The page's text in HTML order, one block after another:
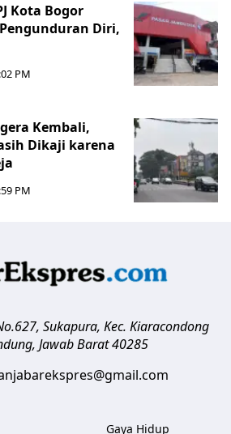
Kota Bogor
Diri,
PM
Kembali,
Dikaji karena
PM
Sukapura, Kec. Kiaracondong
, Jawab Barat 40285
Gaya Hidup